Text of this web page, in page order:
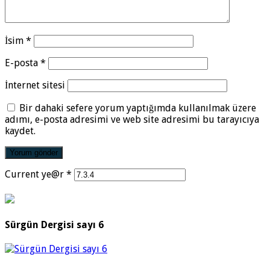
İsim *
E-posta *
İnternet sitesi
Bir dahaki sefere yorum yaptığımda kullanılmak üzere
adımı, e-posta adresimi ve web site adresimi bu tarayıcıya
kaydet.
Current ye@r *
Sürgün Dergisi sayı 6